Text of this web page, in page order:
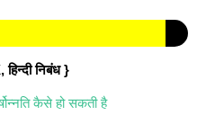
निबंध }
कैसे हो सकती है